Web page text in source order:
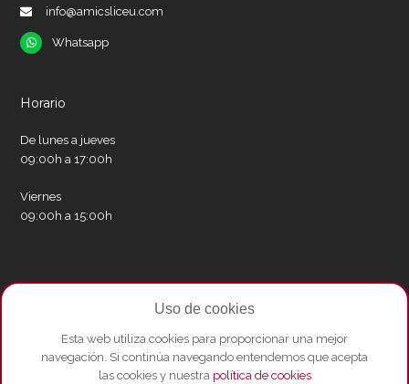
info@amicsliceu.com
Whatsapp
Whatsapp
Horario
De lunes a jueves
09:00h a 17:00h
Viernes
09:00h a 15:00h
Redes sociales
TwitterFacebook
InstagramWhatsapp
Youtube
Uso de cookies
Esta web utiliza cookies para proporcionar una mejor
navegación. Si continúa navegando entendemos que acepta
las cookies y nuestra política de cookies